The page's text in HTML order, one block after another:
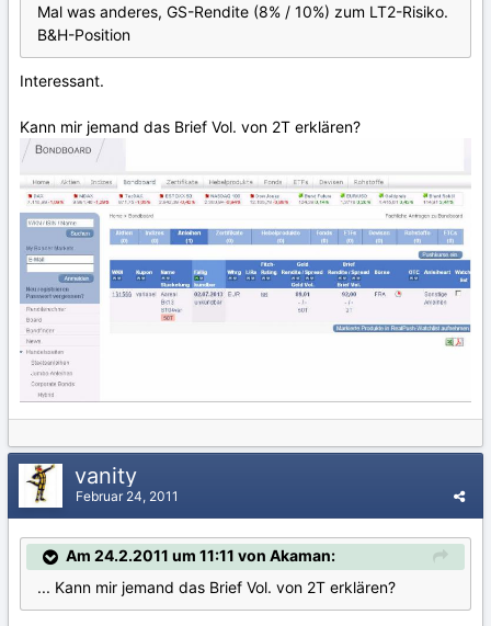
Mal was anderes, GS-Rendite (8% / 10%) zum LT2-Risiko.
B&H-Position
Interessant.
Kann mir jemand das Brief Vol. von 2T erklären?
vanity
Februar 24, 2011
Am 24.2.2011 um 11:11 von Akaman:
... Kann mir jemand das Brief Vol. von 2T erklären?